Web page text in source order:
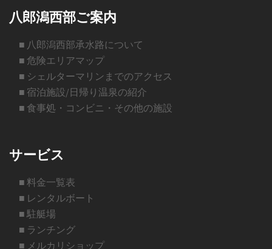
八郎潟西部ご案内
■ 八郎潟西部承水路について
■ 危険エリアマップ
■ シェルターマリンまでのアクセス
■ 宿泊施設/日帰り温泉の紹介
■ 食事処・コンビニ・その他の施設
サービス
■ 料金一覧表
■ レンタルボート
■ 駐艇場
■ ランチング
■ メルカリショップ